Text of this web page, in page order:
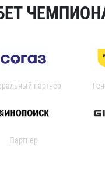
партнер
Партнер